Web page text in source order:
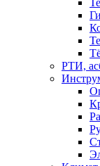
РТИ,